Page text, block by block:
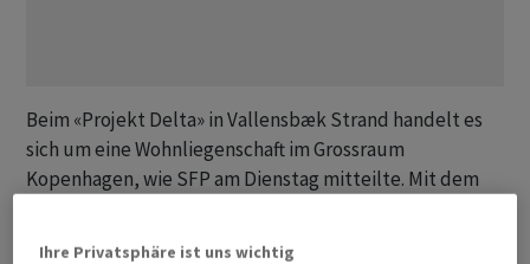
Beim «Projekt Delta» in Vallensbæk Strand handelt es
sich um eine Wohnliegenschaft im Grossraum
Kopenhagen, wie SFP am Dienstag mitteilte. Mit dem
Ihre Privatsphäre ist uns wichtig